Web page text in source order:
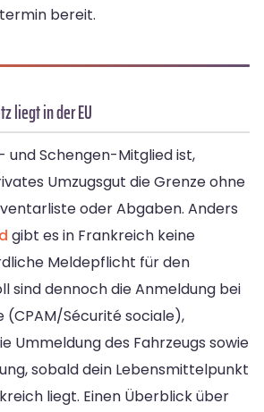
bereit.
liegt in der EU
und Schengen-Mitglied ist,
Umzugsgut die Grenze ohne
oder Abgaben. Anders
gibt es in Frankreich keine
Meldepflicht für den
sind dennoch die Anmeldung bei
(CPAM/Sécurité sociale),
Ummeldung des Fahrzeugs sowie
sobald dein Lebensmittelpunkt
liegt. Einen Überblick über